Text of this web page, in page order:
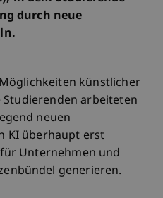
durch neue
künstlicher
arbeiteten
neuen
KI überhaupt erst
Unternehmen und
generieren.